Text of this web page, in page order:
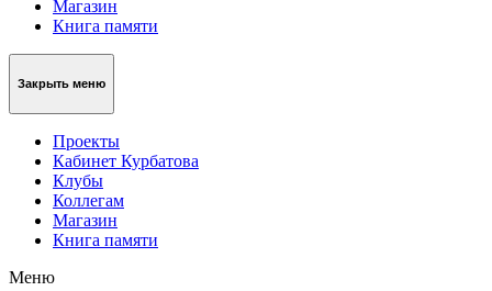
Магазин
Книга памяти
Закрыть меню
Проекты
Кабинет Курбатова
Клубы
Коллегам
Магазин
Книга памяти
Меню